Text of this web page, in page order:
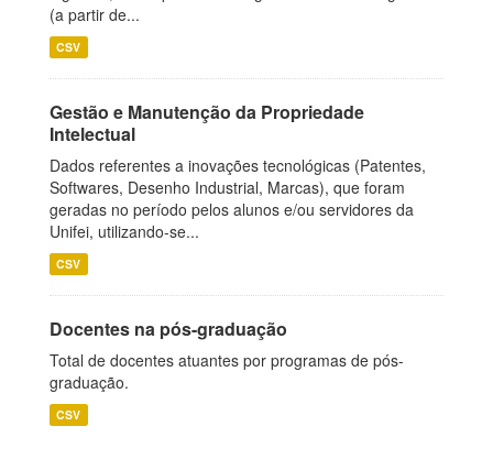
(a partir de...
CSV
Gestão e Manutenção da Propriedade
Intelectual
Dados referentes a inovações tecnológicas (Patentes,
Softwares, Desenho Industrial, Marcas), que foram
geradas no período pelos alunos e/ou servidores da
Unifei, utilizando-se...
CSV
Docentes na pós-graduação
Total de docentes atuantes por programas de pós-
graduação.
CSV